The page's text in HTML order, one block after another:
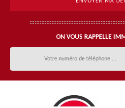
ON VOUS RAPPELLE